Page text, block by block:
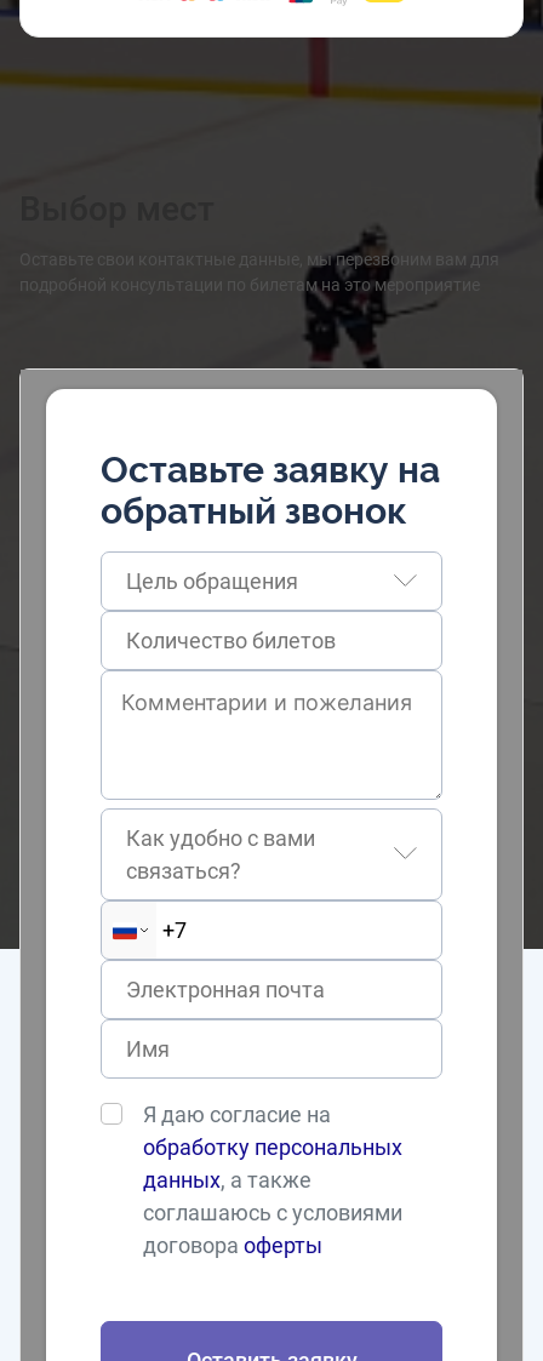
Оставьте свои контактные данные, мы перезвоним вам для
подробной консультации по билетам на это мероприятие
Оставьте заявку на
обратный звонок
Цель обращения
Как удобно с вами
связаться?
Я даю согласие на
обработку персональных
данных, а также
соглашаюсь с условиями
договораоферты